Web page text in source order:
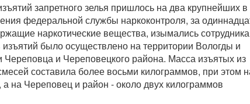
запретного зелья пришлось на два крупнейших в
федеральной службы наркоконтроля, за
наркотические вещества, изымались
было осуществлено на территории Вологды и
Череповца и Череповецкого района. Масса изъятых из
составила более восьми килограммов, при этом
на Череповец и район - около двух килограммов